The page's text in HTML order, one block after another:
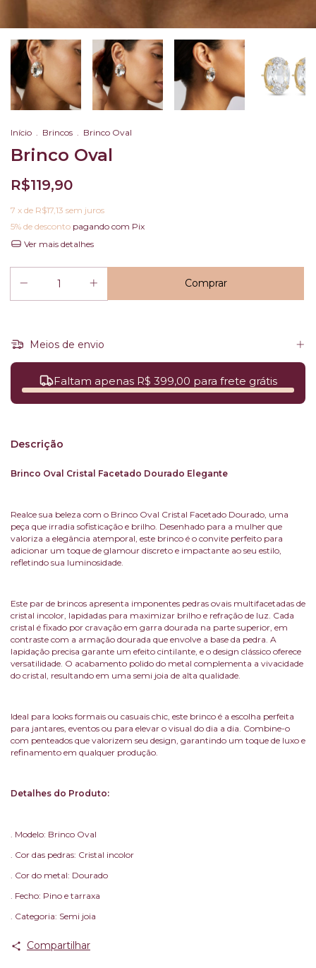
Início Brincos Brinco Oval
Brinco Oval
R$119,90
7 x de R$17,13 sem juros
5% de desconto pagando com Pix
Ver mais detalhes
Meios de envio
Faltam apenas R$ 399,00 para frete grátis
Descrição
Brinco Oval Cristal Facetado Dourado Elegante
Realce sua beleza com o Brinco Oval Cristal Facetado Dourado, uma
peça que irradia sofisticação e brilho. Desenhado para a mulher que
valoriza a elegância atemporal, este brinco é o convite perfeito para
adicionar um toque de glamour discreto e impactante ao seu estilo,
refletindo sua luminosidade.
Este par de brincos apresenta imponentes pedras ovais multifacetadas de
cristal incolor, lapidadas para maximizar brilho e refração de luz. Cada
cristal é fixado por cravação em garra dourada na parte superior, em
contraste com a armação dourada que envolve a base da pedra. A
lapidação precisa garante um efeito cintilante, e o design clássico oferece
versatilidade. O acabamento polido do metal complementa a vivacidade
do cristal, resultando em uma semi joia de alta qualidade.
Ideal para looks formais ou casuais chic, este brinco é a escolha perfeita
para jantares, eventos ou para elevar o visual do dia a dia. Combine-o
com penteados que valorizem seu design, garantindo um toque de luxo e
refinamento em qualquer produção.
Detalhes do Produto:
. Modelo: Brinco Oval
. Cor das pedras: Cristal incolor
. Cor do metal: Dourado
. Fecho: Pino e tarraxa
. Categoria: Semi joia
Compartilhar